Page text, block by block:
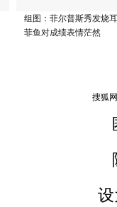
组图：菲尔普斯秀发烧
菲鱼对成绩表情茫然